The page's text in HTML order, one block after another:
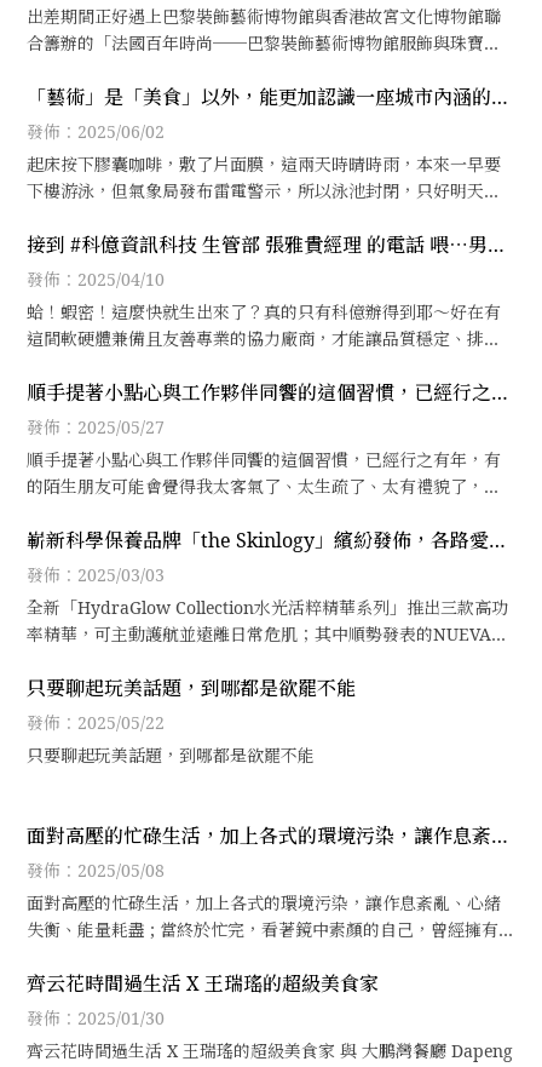
出差期間正好遇上巴黎裝飾藝術博物館與香港故宮文化博物館聯
合籌辦的「法國百年時尚──巴黎裝飾藝術博物館服飾與珠寶珍
erto
「藝術」是「美食」以外，能更加認識一座城市內涵的捷
徑。
發佈：2025/06/02
起床按下膠囊咖啡，敷了片面膜，這兩天時晴時雨，本來一早要
下樓游泳，但氣象局發布雷電警示，所以泳池封閉，只好明天再
的香港藝術館，決定今日就當個腳踏
接到 #科億資訊科技 生管部 張雅貴經理 的電話 喂⋯男煮
人齁～你的孩子生出來了，很漂亮餒，要不要來看一下！
發佈：2025/04/10
蛤！蝦密！這麼快就生出來了？真的只有科億辦得到耶～好在有
這間軟硬體兼備且友善專業的協力廠商，才能讓品質穩定、排程
順手提著小點心與工作夥伴同饗的這個習慣，已經行之有
年
發佈：2025/05/27
順手提著小點心與工作夥伴同饗的這個習慣，已經行之有年，有
的陌生朋友可能會覺得我太客氣了、太生疏了、太有禮貌了，也
與傳遞喜悅。
嶄新科學保養品牌「the Skinlogy」繽紛發佈，各路愛面
子的逆齡男女都默契集合啦！
發佈：2025/03/03
全新「HydraGlow Collection水光活粹精華系列」推出三款高功
率精華，可主動護航並遠離日常危肌；其中順勢發表的NUEVA
台具
只要聊起玩美話題，到哪都是欲罷不能
發佈：2025/05/22
只要聊起玩美話題，到哪都是欲罷不能
面對高壓的忙碌生活，加上各式的環境污染，讓作息紊
亂、心緒失衡、能量耗盡
發佈：2025/05/08
面對高壓的忙碌生活，加上各式的環境污染，讓作息紊亂、心緒
失衡、能量耗盡 ; 當終於忙完，看著鏡中素顏的自己，曾經擁有
光、毛孔粗大、凹陷鬆垂....
齊云花時間過生活 X 王瑞瑤的超級美食家
發佈：2025/01/30
齊云花時間過生活 X 王瑞瑤的超級美食家 與 大鵬灣餐廳 Dapeng